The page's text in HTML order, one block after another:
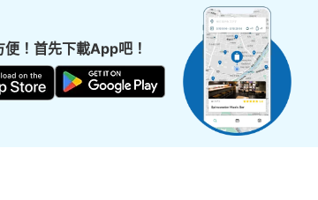
便！首先下載App吧！